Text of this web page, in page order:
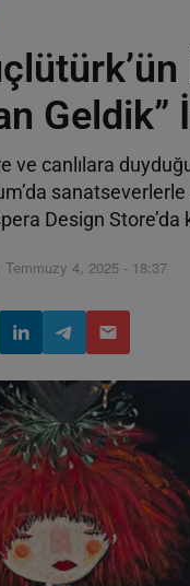
Geldik”
ve canlılara
Design Store’da
Temmuzy 4, 2025 - 18:37